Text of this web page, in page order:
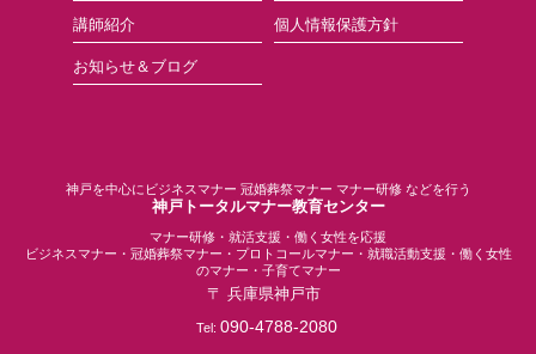
講師紹介
お知らせ＆ブログ
個人情報保護方針
神戸を中心にビジネスマナー 冠婚葬祭マナー マナー研修 などを行う
神戸トータルマナー教育センター
マナー研修・就活支援・働く女性を応援
ビジネスマナー・冠婚葬祭マナー・プロトコールマナー・就職活動支援・働く女性
のマナー・子育てマナー
〒 兵庫県神戸市
Tel: 090-4788-2080